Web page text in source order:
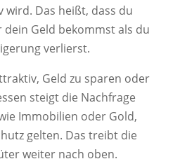
wird. Das heißt, dass du
Geld bekommst als du
verlierst.
Geld zu sparen oder
steigt die Nachfrage
Immobilien oder Gold,
gelten. Das treibt die
weiter nach oben.